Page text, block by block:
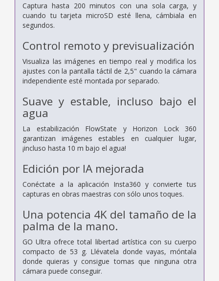
Captura hasta 200 minutos con una sola carga, y
cuando tu tarjeta microSD esté llena, cámbiala en
segundos.
Control remoto y previsualización
Visualiza las imágenes en tiempo real y modifica los
ajustes con la pantalla táctil de 2,5" cuando la cámara
independiente esté montada por separado.
Suave y estable, incluso bajo el
agua
La estabilización FlowState y Horizon Lock 360
garantizan imágenes estables en cualquier lugar,
¡incluso hasta 10 m bajo el agua!
Edición por IA mejorada
Conéctate a la aplicación Insta360 y convierte tus
capturas en obras maestras con sólo unos toques.
Una potencia 4K del tamaño de la
palma de la mano.
GO Ultra ofrece total libertad artística con su cuerpo
compacto de 53 g. Llévatela donde vayas, móntala
donde quieras y consigue tomas que ninguna otra
cámara puede conseguir.